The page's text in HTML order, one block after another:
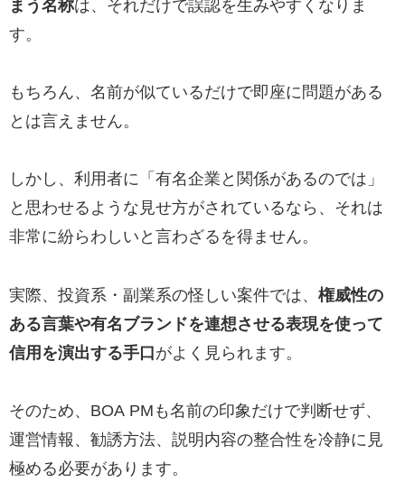
まう名称は、それだけで誤認を生みやすくなりま
す。
もちろん、名前が似ているだけで即座に問題がある
とは言えません。
しかし、利用者に「有名企業と関係があるのでは」
と思わせるような見せ方がされているなら、それは
非常に紛らわしいと言わざるを得ません。
実際、投資系・副業系の怪しい案件では、 権威性の
ある言葉や有名ブランドを連想させる表現を使って
信用を演出する手口 がよく見られます。
そのため、BOA PMも名前の印象だけで判断せず、
運営情報、勧誘方法、説明内容の整合性を冷静に見
極める必要があります。